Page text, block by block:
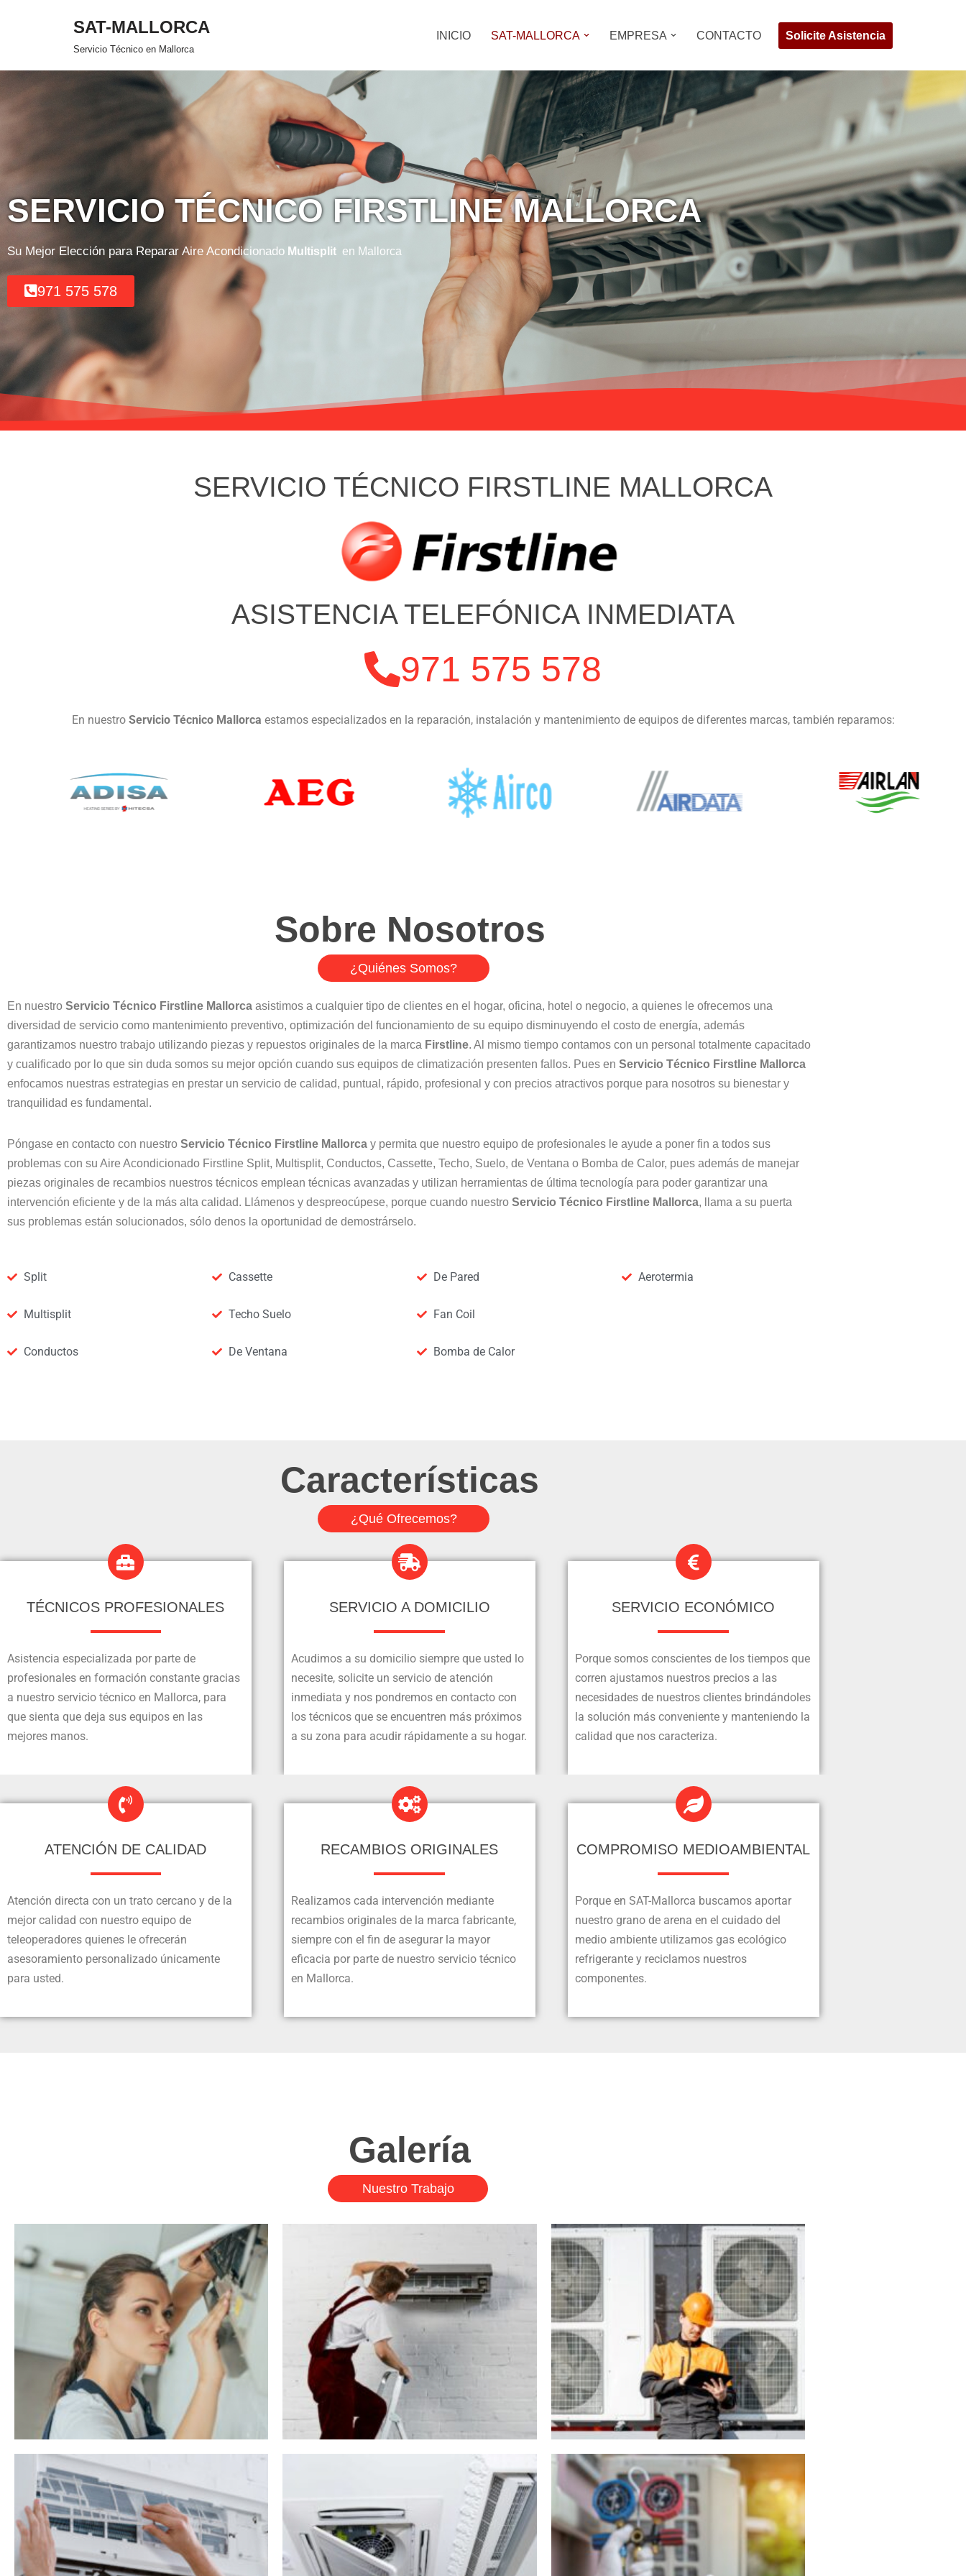
SAT-MALLORCA
Servicio Técnico en Mallorca
INICIO SAT-MALLORCA EMPRESA CONTACTO Solicite Asistencia
SERVICIO TÉCNICO FIRSTLINE MALLORCA
Su Mejor Elección para Reparar Aire Acondicionado Multisplit en Mallorca
971 575 578
SERVICIO TÉCNICO FIRSTLINE MALLORCA
ASISTENCIA TELEFÓNICA INMEDIATA
971 575 578
En nuestro Servicio Técnico Mallorca estamos especializados en la reparación, instalación y mantenimiento de equipos de diferentes marcas, también reparamos:
Sobre Nosotros
¿Quiénes Somos?
En nuestro Servicio Técnico Firstline Mallorca asistimos a cualquier tipo de clientes en el hogar, oficina, hotel o negocio, a quienes le ofrecemos una
diversidad de servicio como mantenimiento preventivo, optimización del funcionamiento de su equipo disminuyendo el costo de energía, además
garantizamos nuestro trabajo utilizando piezas y repuestos originales de la marca Firstline. Al mismo tiempo contamos con un personal totalmente capacitado
y cualificado por lo que sin duda somos su mejor opción cuando sus equipos de climatización presenten fallos. Pues en Servicio Técnico Firstline Mallorca
enfocamos nuestras estrategias en prestar un servicio de calidad, puntual, rápido, profesional y con precios atractivos porque para nosotros su bienestar y
tranquilidad es fundamental.
Póngase en contacto con nuestro Servicio Técnico Firstline Mallorca y permita que nuestro equipo de profesionales le ayude a poner fin a todos sus
problemas con su Aire Acondicionado Firstline Split, Multisplit, Conductos, Cassette, Techo, Suelo, de Ventana o Bomba de Calor, pues además de manejar
piezas originales de recambios nuestros técnicos emplean técnicas avanzadas y utilizan herramientas de última tecnología para poder garantizar una
intervención eficiente y de la más alta calidad. Llámenos y despreocúpese, porque cuando nuestro Servicio Técnico Firstline Mallorca, llama a su puerta
sus problemas están solucionados, sólo denos la oportunidad de demostrárselo.
Split
Multisplit
Conductos
Cassette
Techo Suelo
De Ventana
De Pared
Fan Coil
Bomba de Calor
Aerotermia
Características
¿Qué Ofrecemos?
TÉCNICOS PROFESIONALES
Asistencia especializada por parte de
profesionales en formación constante gracias
a nuestro servicio técnico en Mallorca, para
que sienta que deja sus equipos en las
mejores manos.
SERVICIO A DOMICILIO
Acudimos a su domicilio siempre que usted lo
necesite, solicite un servicio de atención
inmediata y nos pondremos en contacto con
los técnicos que se encuentren más próximos
a su zona para acudir rápidamente a su hogar.
SERVICIO ECONÓMICO
Porque somos conscientes de los tiempos que
corren ajustamos nuestros precios a las
necesidades de nuestros clientes brindándoles
la solución más conveniente y manteniendo la
calidad que nos caracteriza.
ATENCIÓN DE CALIDAD
Atención directa con un trato cercano y de la
mejor calidad con nuestro equipo de
teleoperadores quienes le ofrecerán
asesoramiento personalizado únicamente
para usted.
RECAMBIOS ORIGINALES
Realizamos cada intervención mediante
recambios originales de la marca fabricante,
siempre con el fin de asegurar la mayor
eficacia por parte de nuestro servicio técnico
en Mallorca.
COMPROMISO MEDIOAMBIENTAL
Porque en SAT-Mallorca buscamos aportar
nuestro grano de arena en el cuidado del
medio ambiente utilizamos gas ecológico
refrigerante y reciclamos nuestros
componentes.
Galería
Nuestro Trabajo